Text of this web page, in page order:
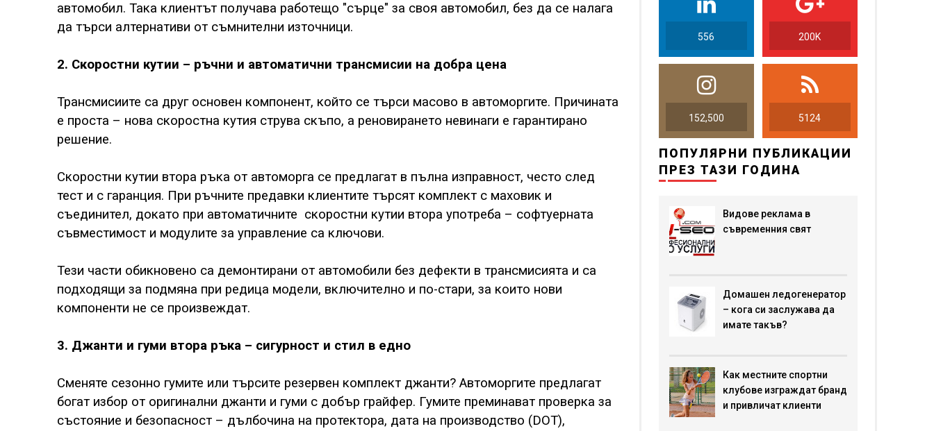
автомобил. Така клиентът получава работещо "сърце" за своя автомобил, без да се налага
да търси алтернативи от съмнителни източници.
2. Скоростни кутии – ръчни и автоматични трансмисии на добра цена
Трансмисиите са друг основен компонент, който се търси масово в автоморгите. Причината
е проста – нова скоростна кутия струва скъпо, а реновирането невинаги е гарантирано
решение.
Скоростни кутии втора ръка от автоморга се предлагат в пълна изправност, често след
тест и с гаранция. При ръчните предавки клиентите търсят комплект с маховик и
съединител, докато при автоматичните скоростни кутии втора употреба – софтуерната
съвместимост и модулите за управление са ключови.
Тези части обикновено са демонтирани от автомобили без дефекти в трансмисията и са
подходящи за подмяна при редица модели, включително и по-стари, за които нови
компоненти не се произвеждат.
3. Джанти и гуми втора ръка – сигурност и стил в едно
Сменяте сезонно гумите или търсите резервен комплект джанти? Автоморгите предлагат
богат избор от оригинални джанти и гуми с добър грайфер. Гумите преминават проверка за
състояние и безопасност – дълбочина на протектора, дата на производство (DOT),
556 200K
152,500 5124
ПОПУЛЯРНИ ПУБЛИКАЦИИ
ПРЕЗ ТАЗИ ГОДИНА
Видове реклама в
съвременния свят
Домашен ледогенератор
– кога си заслужава да
имате такъв?
Как местните спортни
клубове изграждат бранд
и привличат клиенти